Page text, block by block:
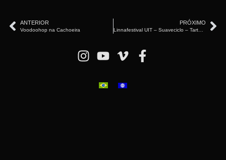
ANTERIOR
Voodoohop na Cachoeira
PRÓXIMO
Linnafestival UIT – Suaveciclo – Tartu, Estônia – 2017